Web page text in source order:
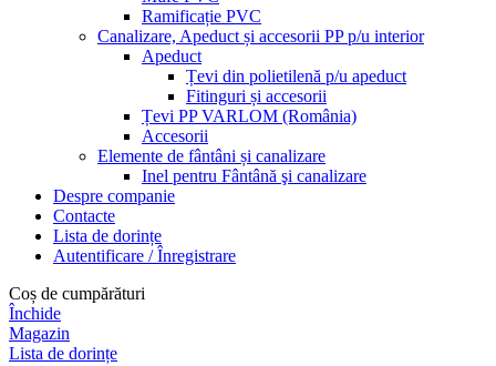
Ramificație PVC
Canalizare, Apeduct și accesorii PP p/u interior
Apeduct
Țevi din polietilenă p/u apeduct
Fitinguri și accesorii
Țevi PP VARLOM (România)
Accesorii
Elemente de fântâni și canalizare
Inel pentru Fântână şi canalizare
Despre companie
Contacte
Lista de dorințe
Autentificare / Înregistrare
Coș de cumpărături
Închide
Magazin
Lista de dorințe